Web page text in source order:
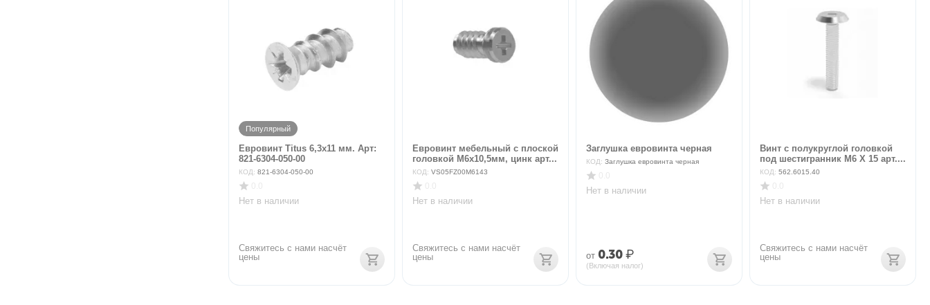
Популярный
Евровинт Titus 6,3х11 мм. Арт:
821-6304-050-00
КОД: 821-6304-050-00
Нет в наличии
Свяжитесь с нами насчёт
цены
Евровинт мебельный с плоской
головкой М6х10,5мм, цинк арт...
КОД: VS05FZ00M6143
Нет в наличии
Свяжитесь с нами насчёт
цены
Заглушка евровинта черная
КОД: Заглушка евровинта черная
Нет в наличии
от 0.30 ₽
(Включая налог)
Винт с полукруглой головкой
под шестигранник M6 X 15 арт....
КОД: 562.6015.40
Нет в наличии
Свяжитесь с нами насчёт
цены